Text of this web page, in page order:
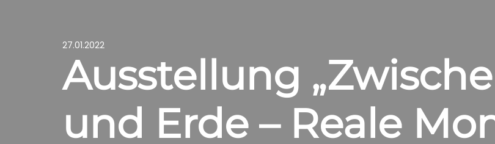
27.01.2022
Ausstellung
und Erde – Reale